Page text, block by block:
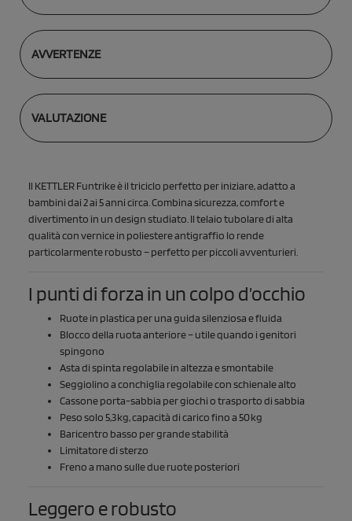
AVVERTENZE
VALUTAZIONE
Il KETTLER Funtrike è il triciclo perfetto per iniziare, adatto a
bambini dai 2 ai 5 anni circa. Combina sicurezza, comfort e
divertimento in un design studiato. Il telaio tubolare di alta
qualità con vernice in poliestere antigraffio lo rende
particolarmente robusto – perfetto per piccoli avventurieri.
I punti di forza in un colpo d’occhio
Ruote in plastica per una guida silenziosa e fluida
Blocco della ruota anteriore – utile quando i genitori
spingono
Asta di spinta regolabile in altezza e smontabile
Seggiolino a conchiglia regolabile con schienale alto
Cassone porta-sabbia per giochi o trasporto di sabbia
Peso solo 5,3 kg, capacità di carico fino a 50 kg
Baricentro basso per grande stabilità
Limitatore di sterzo
Freno a mano sulle due ruote posteriori
Leggero e robusto